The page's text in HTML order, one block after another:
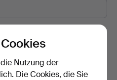
Objekten und Inspiration.
einfach beenden, falls Sie
Nutzung der
Die Cookies, die Sie